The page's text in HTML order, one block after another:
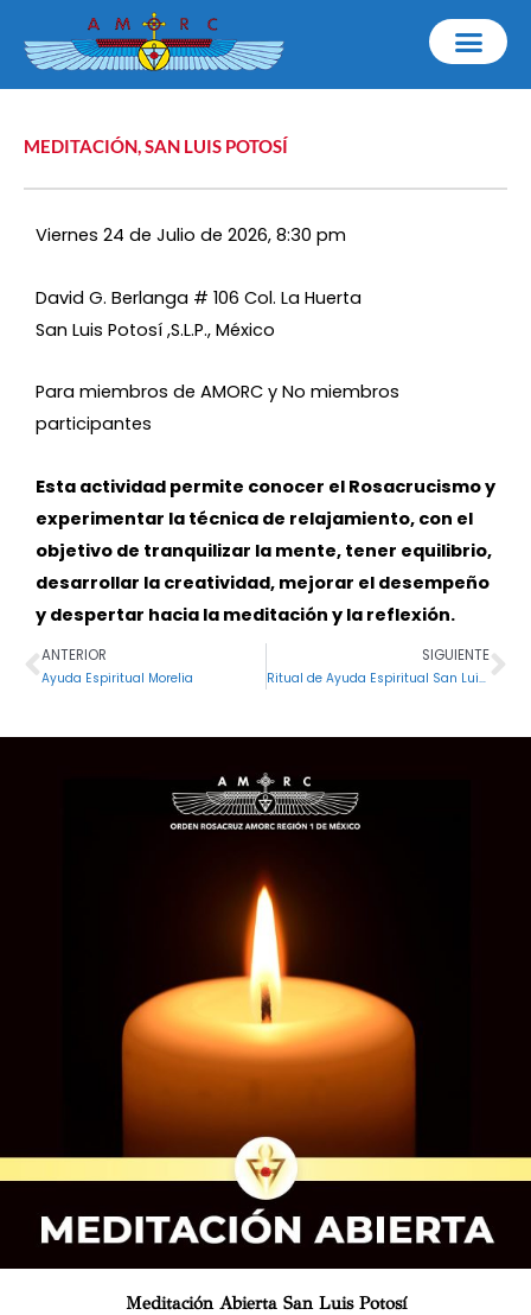
contenido
Meditación Abierta San Luis Potosí
MEDITACIÓN,SAN LUIS POTOSÍ
Viernes 24 de Julio de 2026, 8:30 pm
David G. Berlanga # 106 Col. La Huerta
San Luis Potosí ,S.L.P., México
Para miembros de AMORC y No miembros
participantes
Esta actividad permite conocer el Rosacrucismo y
experimentar la técnica de relajamiento, con el
objetivo de tranquilizar la mente, tener equilibrio,
desarrollar la creatividad, mejorar el desempeño
y despertar hacia la meditación y la reflexión.
Ant
ANTERIOR
Ayuda Espiritual Morelia
SIGUIENTE
Ritual de Ayuda Espiritual San Luis Potosí